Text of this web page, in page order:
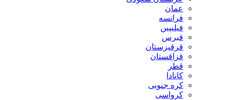
عمان
فرانسه
فیلیپین
قبرس
قرقیزستان
قزاقستان
قطر
کانادا
کره جنوبی
کرواسی